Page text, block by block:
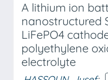
A lithium ion
nanostructured
LiFePO4
polyethylene
electrolyte